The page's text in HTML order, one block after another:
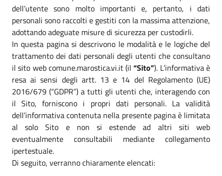
dell’utente sono molto importanti e, pertanto, i dati
personali sono raccolti e gestiti con la massima attenzione,
adottando adeguate misure di sicurezza per custodirli.
In questa pagina si descrivono le modalità e le logiche del
trattamento dei dati personali degli utenti che consultano
il sito web comune.marostica.vi.it (il“Sito”). L’informativa è
resa ai sensi degli artt. 13 e 14 del Regolamento (UE)
2016/679 (“GDPR”) a tutti gli utenti che, interagendo con
il Sito, forniscono i propri dati personali. La validità
dell’informativa contenuta nella presente pagina è limitata
al solo Sito e non si estende ad altri siti web
eventualmente consultabili mediante collegamento
ipertestuale.
Di seguito, verranno chiaramente elencati: